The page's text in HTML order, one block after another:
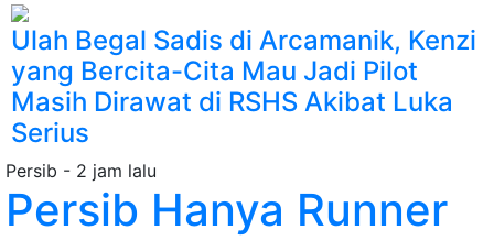
Ulah Begal Sadis di Arcamanik, Kenzi
yang Bercita-Cita Mau Jadi Pilot
Masih Dirawat di RSHS Akibat Luka
Serius
Persib - 2 jam lalu
Persib Hanya Runner